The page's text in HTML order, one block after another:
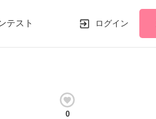
テスト ログイン
0